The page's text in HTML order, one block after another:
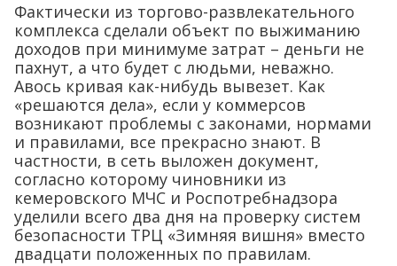
Фактически из торгово-развлекательного
комплекса сделали объект по выжиманию
доходов при минимуме затрат – деньги не
пахнут, а что будет с людьми, неважно.
Авось кривая как-нибудь вывезет. Как
«решаются дела», если у коммерсов
возникают проблемы с законами, нормами
и правилами, все прекрасно знают. В
частности, в сеть выложен документ,
согласно которому чиновники из
кемеровского МЧС и Роспотребнадзора
уделили всего два дня на проверку систем
безопасности ТРЦ «Зимняя вишня» вместо
двадцати положенных по правилам.